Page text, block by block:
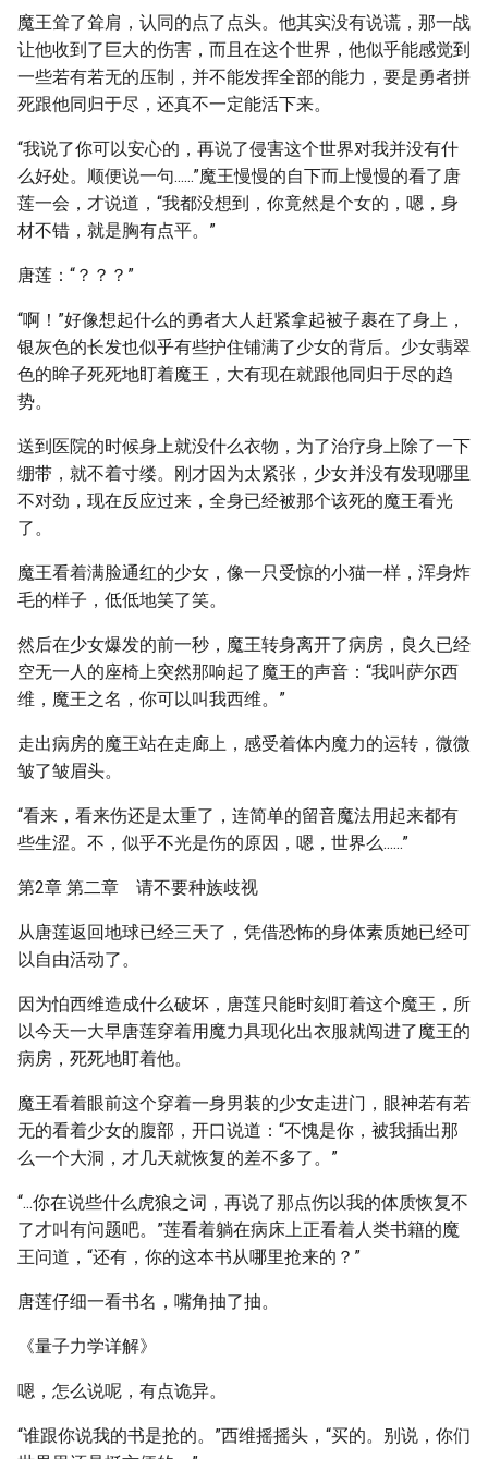
魔王耸了耸肩，认同的点了点头。他其实没有说谎，那一战
让他收到了巨大的伤害，而且在这个世界，他似乎能感觉到
一些若有若无的压制，并不能发挥全部的能力，要是勇者拼
死跟他同归于尽，还真不一定能活下来。
“我说了你可以安心的，再说了侵害这个世界对我并没有什
么好处。顺便说一句......”魔王慢慢的自下而上慢慢的看了唐
莲一会，才说道，“我都没想到，你竟然是个女的，嗯，身
材不错，就是胸有点平。”
唐莲：“？？？”
“啊！”好像想起什么的勇者大人赶紧拿起被子裹在了身上，
银灰色的长发也似乎有些护住铺满了少女的背后。少女翡翠
色的眸子死死地盯着魔王，大有现在就跟他同归于尽的趋
势。
送到医院的时候身上就没什么衣物，为了治疗身上除了一下
绷带，就不着寸缕。刚才因为太紧张，少女并没有发现哪里
不对劲，现在反应过来，全身已经被那个该死的魔王看光
了。
魔王看着满脸通红的少女，像一只受惊的小猫一样，浑身炸
毛的样子，低低地笑了笑。
然后在少女爆发的前一秒，魔王转身离开了病房，良久已经
空无一人的座椅上突然那响起了魔王的声音：“我叫萨尔西
维，魔王之名，你可以叫我西维。”
走出病房的魔王站在走廊上，感受着体内魔力的运转，微微
皱了皱眉头。
“看来，看来伤还是太重了，连简单的留音魔法用起来都有
些生涩。不，似乎不光是伤的原因，嗯，世界么......”
第2章 第二章 请不要种族歧视
从唐莲返回地球已经三天了，凭借恐怖的身体素质她已经可
以自由活动了。
因为怕西维造成什么破坏，唐莲只能时刻盯着这个魔王，所
以今天一大早唐莲穿着用魔力具现化出衣服就闯进了魔王的
病房，死死地盯着他。
魔王看着眼前这个穿着一身男装的少女走进门，眼神若有若
无的看着少女的腹部，开口说道：“不愧是你，被我插出那
么一个大洞，才几天就恢复的差不多了。”
“...你在说些什么虎狼之词，再说了那点伤以我的体质恢复不
了才叫有问题吧。”莲看着躺在病床上正看着人类书籍的魔
王问道，“还有，你的这本书从哪里抢来的？”
唐莲仔细一看书名，嘴角抽了抽。
《量子力学详解》
嗯，怎么说呢，有点诡异。
“谁跟你说我的书是抢的。”西维摇摇头，“买的。别说，你们